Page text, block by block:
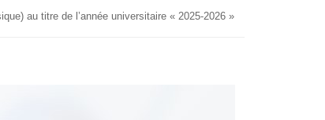
au titre de l’année universitaire « 2025-2026 »